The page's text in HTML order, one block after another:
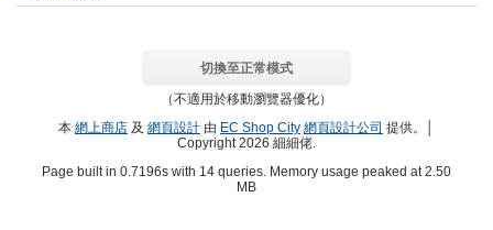
切換至正常模式
（不適用於移動瀏覽器優化）
本 網上商店 及 網頁設計 由 EC Shop City 網頁設計公司 提供。│
Copyright 2026 細細佬.
Page built in 0.7196s with 14 queries. Memory usage peaked at 2.50
MB